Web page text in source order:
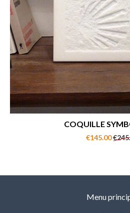
COQUILLE
€145.00
Menu